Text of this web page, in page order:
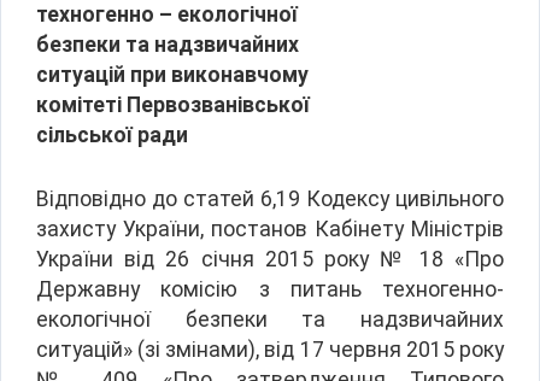
техногенно – екологічної
безпеки та надзвичайних
ситуацій при виконавчому
комітеті Первозванівської
сільської ради
Відповідно до статей 6,19 Кодексу цивільного
захисту України, постанов Кабінету Міністрів
України від 26 січня 2015 року № 18 «Про
Державну комісію з питань техногенно-
екологічної безпеки та надзвичайних
ситуацій» (зі змінами), від 17 червня 2015 року